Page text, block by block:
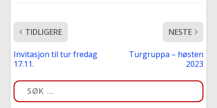
TIDLIGERE
Invitasjon til tur fredag
17.11.
NESTE
Turgruppa – høsten
2023